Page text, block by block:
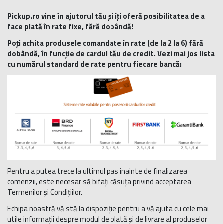
Pickup.ro vine în ajutorul tău și îți oferă posibilitatea de a
face plată în rate fixe, fără dobândă!
Poți achita produsele comandate în rate (de la 2 la 6) fără
dobândă, în funcție de cardul tău de credit. Vezi mai jos lista
cu numărul standard de rate pentru fiecare bancă:
Pentru a putea trece la ultimul pas înainte de finalizarea
comenzii, este necesar să bifați căsuța privind acceptarea
Termenilor și Condițiilor.
Echipa noastră vă stă la dispoziție pentru a vă ajuta cu cele mai
utile informații despre modul de plată și de livrare al produselor